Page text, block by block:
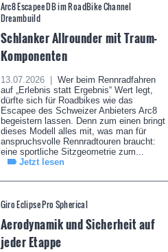
Arc8 Escapee DB im RoadBike Channel
Dreambuild
Schlanker Allrounder mit Traum-
Komponenten
13.07.2026 |
Wer beim Rennradfahren
auf „Erlebnis statt Ergebnis“ Wert legt,
dürfte sich für Roadbikes wie das
Escapee des Schweizer Anbieters Arc8
begeistern lassen. Denn zum einen bringt
dieses Modell alles mit, was man für
anspruchsvolle Rennradtouren braucht:
eine sportliche Sitzgeometrie zum...
Jetzt lesen
Giro Eclipse Pro Spherical
Aerodynamik und Sicherheit auf
jeder Etappe